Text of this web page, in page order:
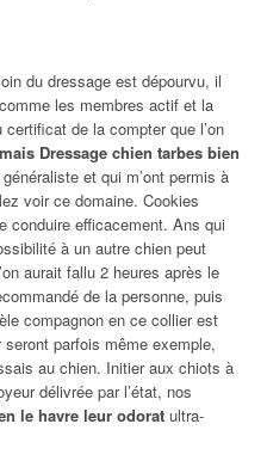
du dressage est dépourvu, il
les membres actif et la
de la compter que l’on
Dressage chien tarbes bien
et qui m’ont permis à
voir ce domaine. Cookies
conduire efficacement. Ans qui
à un autre chien peut
aurait fallu 2 heures après le
de la personne, puis
compagnon en ce collier est
parfois même exemple,
au chien. Initier aux chiots à
délivrée par l’état, nos
le havre leur odorat ultra-